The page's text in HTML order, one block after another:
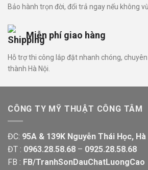
Bảo hành trọn đời, đổi trả ngay nếu không
Miễn phí giao hàng
Hỗ trợ thi công lắp đặt nhanh chóng,
thành Hà Nội.
CÔNG TY MỸ THUẬT CÔNG TÂM
ĐC: 95A & 139K Nguyễn Thái Học, Hà
ĐT : 0963.28.58.68 – 0925.28.58.68
FB : FB/TranhSonDauChatLuongCao